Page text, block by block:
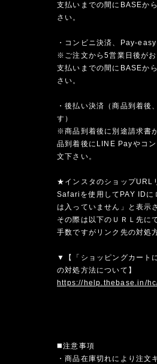
支払いまでの間にBASEか
さい。
・コンビニ決済、Pay-easy
※ご注文から5営業日後が
支払いまでの間にBASEか
さい。
・後払い決済（商品到着
す）
※商品到着後に別途請求書
品到着後にLINE Payやコ
文下さい。
★インスタのショップURL
Safariを使用してPAY IDに
は入っていません」と表示
その際は以下のＵＲＬ先に
手数ですがリンク先の対処
▼【「ショッピングカート
の対処方法について】
https://help.thebase.in/
◼️注意事項
・商品在庫切れにより注文